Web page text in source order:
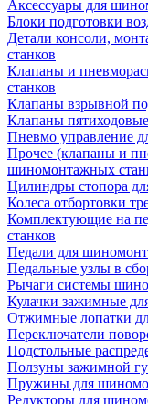
Аксессуары для
Блоки подготовки
Детали консоли,
станков
Клапаны и
станков
Клапаны взрывной
Клапаны
Пневмо управление
Прочее (клапаны и
шиномонтажных
Цилиндры стопора
Колеса отбортовки
Комплектующие на
станков
Педали для
Педальные узлы в
Рычаги системы
Кулачки зажимные
Отжимные лопатки
Переключатели
Подстольные
Ползуны зажимной
Пружины для
Редукторы для